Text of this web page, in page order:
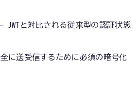
JWTと対比される従来型の認証状態
全に送受信するために必須の暗号化